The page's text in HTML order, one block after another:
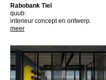
Rabobank Tiel
quub:
interieur concept en ontwerp.
meer